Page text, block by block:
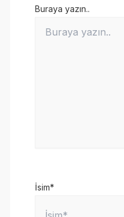
Buraya yazın..
İsim*